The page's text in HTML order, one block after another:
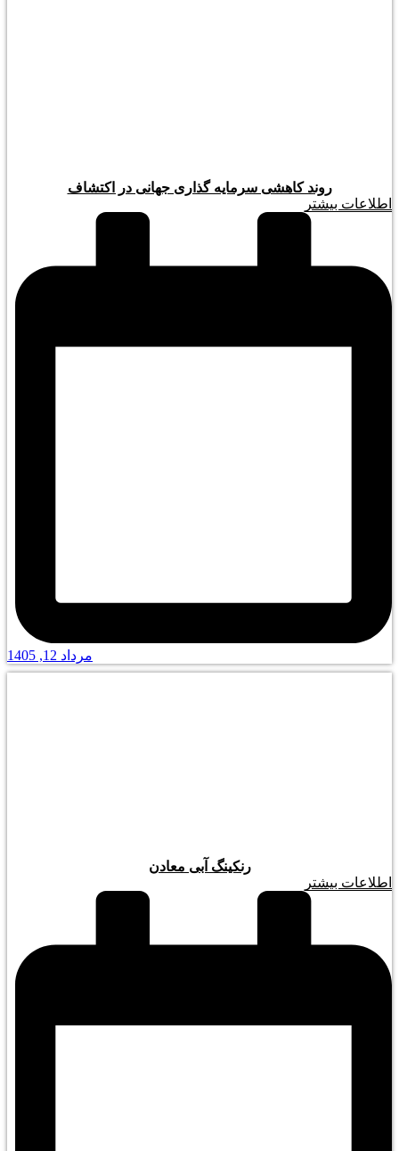
روند کاهشی سرمایه گذاری جهانی در اکتشاف
اطلاعات بیشتر
مرداد 12, 1405
رنکینگ آبی معادن
اطلاعات بیشتر